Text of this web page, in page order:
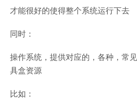
才能很好的使得整个系统运行下去
同时：
操作系统，提供对应的，各种，常
具盒资源
比如：